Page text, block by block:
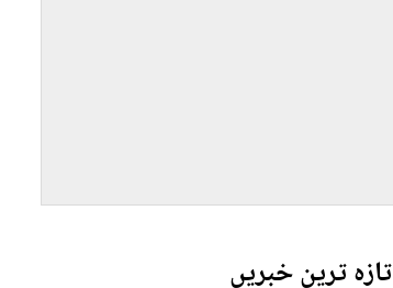
تازہ ترین خبریں